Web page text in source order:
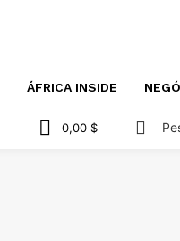
ÁFRICA INSIDE
0,00 $